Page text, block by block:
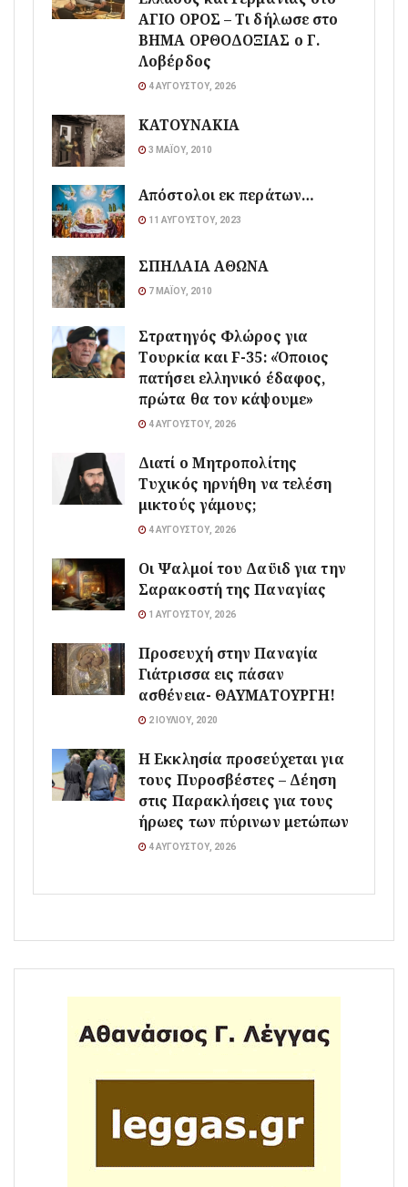
ΑΓΙΟ ΟΡΟΣ – Τι δήλωσε στο
ΒΗΜΑ ΟΡΘΟΔΟΞΙΑΣ ο Γ.
Λοβέρδος
4 ΑΥΓΟΎΣΤΟΥ, 2026
ΚΑΤΟΥΝΑΚΙΑ
3 ΜΑΪ́ΟΥ, 2010
Απόστολοι εκ περάτων…
11 ΑΥΓΟΎΣΤΟΥ, 2023
ΣΠΗΛΑΙΑ ΑΘΩΝΑ
7 ΜΑΪ́ΟΥ, 2010
Στρατηγός Φλώρος για
Τουρκία και F-35: «Όποιος
πατήσει ελληνικό έδαφος,
πρώτα θα τον κάψουμε»
4 ΑΥΓΟΎΣΤΟΥ, 2026
Διατί ο Μητροπολίτης
Τυχικός ηρνήθη να τελέση
μικτούς γάμους;
4 ΑΥΓΟΎΣΤΟΥ, 2026
Οι Ψαλμοί του Δαϋιδ για την
Σαρακοστή της Παναγίας
1 ΑΥΓΟΎΣΤΟΥ, 2026
Προσευχή στην Παναγία
Γιάτρισσα εις πάσαν
ασθένεια- ΘΑΥΜΑΤΟΥΡΓΗ!
2 ΙΟΥΛΊΟΥ, 2020
Η Εκκλησία προσεύχεται για
τους Πυροσβέστες – Δέηση
στις Παρακλήσεις για τους
ήρωες των πύρινων μετώπων
4 ΑΥΓΟΎΣΤΟΥ, 2026